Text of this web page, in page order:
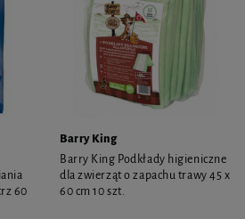
60
Barry King
Barry King Podkłady higieniczne
dla zwierząt o zapachu trawy 45 x
60 cm 10 szt.